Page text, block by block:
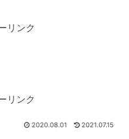
リンク
リンク
2020.08.01 2021.07.15